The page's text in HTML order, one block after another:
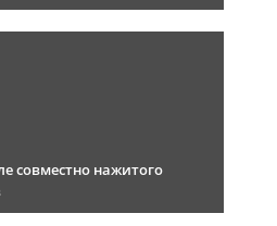
совместно нажитого